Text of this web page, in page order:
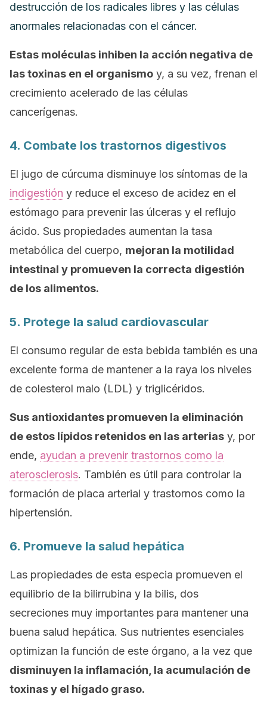
destrucción de los radicales libres y las células
anormales relacionadas con el cáncer.
Estas moléculas inhiben la acción negativa de
las toxinas en el organismo y, a su vez, frenan el
crecimiento acelerado de las células
cancerígenas.
4. Combate los trastornos digestivos
El jugo de cúrcuma disminuye los síntomas de la
indigestión y reduce el exceso de acidez en el
estómago para prevenir las úlceras y el reflujo
ácido. Sus propiedades aumentan la tasa
metabólica del cuerpo, mejoran la motilidad
intestinal y promueven la correcta digestión
de los alimentos.
5. Protege la salud cardiovascular
El consumo regular de esta bebida también es una
excelente forma de mantener a la raya los niveles
de colesterol malo (LDL) y triglicéridos.
Sus antioxidantes promueven la eliminación
de estos lípidos retenidos en las arterias y, por
ende, ayudan a prevenir trastornos como la
aterosclerosis. También es útil para controlar la
formación de placa arterial y trastornos como la
hipertensión.
6. Promueve la salud hepática
Las propiedades de esta especia promueven el
equilibrio de la bilirrubina y la bilis, dos
secreciones muy importantes para mantener una
buena salud hepática. Sus nutrientes esenciales
optimizan la función de este órgano, a la vez que
disminuyen la inflamación, la acumulación de
toxinas y el hígado graso.